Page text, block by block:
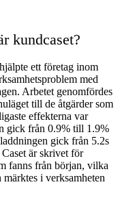
kundcaset?
ett företag inom
med
Arbetet genomfördes
till de åtgärder som
effekterna var
gick från 0.9% till 1.9%
gick från 5.2s
Caset är skrivet för
fanns från början, vilka
i verksamheten